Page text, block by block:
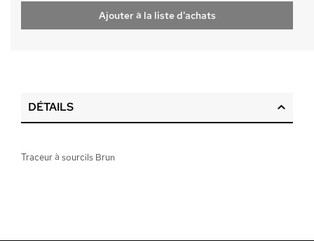
Ajouter à la liste d'achats
DÉTAILS
Traceur à sourcils Brun